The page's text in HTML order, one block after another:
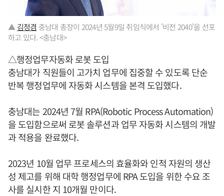
▲ 김정겸 충남대 총장이 2024년 5월9일 취임식에서 '비전 2040'을 선포
하고 있다. <충남대>
△행정업무자동화 로봇 도입
충남대가 직원들이 고가치 업무에 집중할 수 있도록 단순
반복 행정업무에 자동화 시스템을 본격 도입했다.
충남대는 2024년 7월 RPA(Robotic Process Automation)
을 도입함으로써 로봇 솔루션과 업무 자동화 시스템의 개발
과 적용을 완료했다.
2023년 10월 업무 프로세스의 효율화와 인적 자원의 생산
성 제고를 위해 대학 행정업무에 RPA 도입을 위한 수요 조
사를 실시한 지 10개월 만이다.